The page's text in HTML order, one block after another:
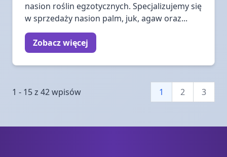
nasion roślin egzotycznych. Specjalizujemy się
w sprzedaży nasion palm, juk, agaw oraz...
Zobacz więcej
1 - 15 z 42 wpisów 1 2 3